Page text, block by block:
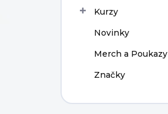
Kurzy
Novinky
Merch a Poukazy
Značky